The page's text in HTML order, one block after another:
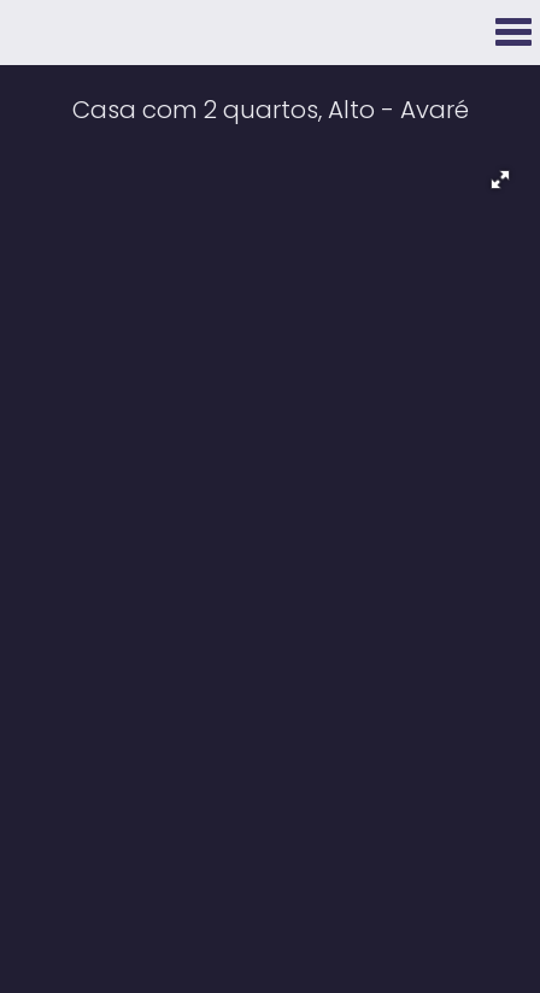
Casa com 2 quartos, Alto - Avaré